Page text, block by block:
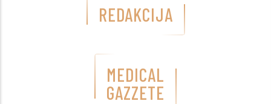
REDAKCIJA
MEDICAL
GAZZETE